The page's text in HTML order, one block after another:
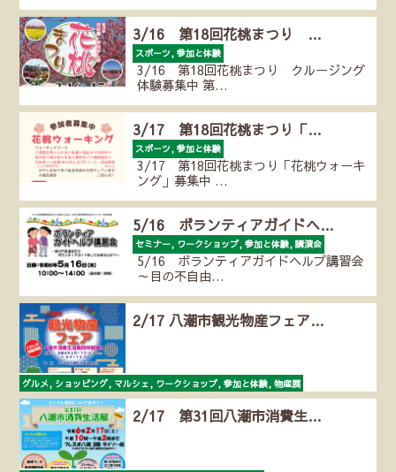
3/16 第18回花桃まつり …
スポーツ, 参加と体験
3/16 第18回花桃まつり クルージング
体験募集中 第…
3/17 第18回花桃まつり「…
スポーツ, 参加と体験
3/17 第18回花桃まつり「花桃ウォーキ
ング」募集中 …
5/16 ボランティアガイドヘ…
セミナー, ワークショップ, 参加と体験, 講演会
5/16 ボランティアガイドヘルプ講習会
～目の不自由…
2/17 八潮市観光物産フェア…
グルメ, ショッピング, マルシェ, ワークショップ, 参加と体験, 物産展
2/17（土）の10時～14時に、 八潮市の観光物産フェア…
2/17 第31回八潮市消費生…